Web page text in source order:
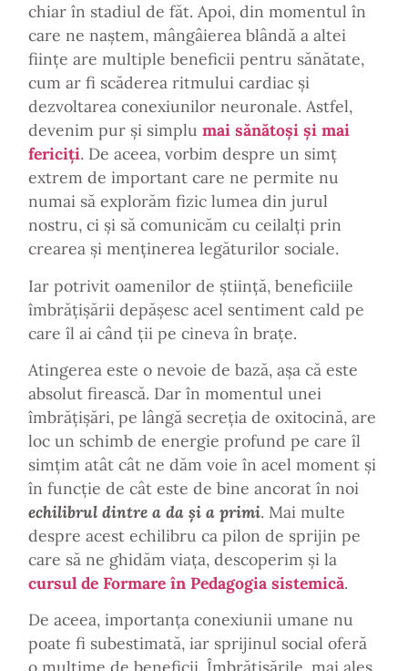
chiar în stadiul de făt. Apoi, din momentul în
care ne naștem, mângâierea blândă a altei
ființe are multiple beneficii pentru sănătate,
cum ar fi scăderea ritmului cardiac și
dezvoltarea conexiunilor neuronale. Astfel,
devenim pur și simplumai sănătoși și mai
fericiți. De aceea, vorbim despre un simț
extrem de important care ne permite nu
numai să explorăm fizic lumea din jurul
nostru, ci și să comunicăm cu ceilalți prin
crearea și menținerea legăturilor sociale.
Iar potrivit oamenilor de știință, beneficiile
îmbrățișării depășesc acel sentiment cald pe
care îl ai când ții pe cineva în brațe.
Atingerea este o nevoie de bază, așa că este
absolut firească. Dar în momentul unei
îmbrățișări, pe lângă secreția de oxitocină, are
loc un schimb de energie profund pe care îl
simțim atât cât ne dăm voie în acel moment și
în funcție de cât este de bine ancorat în noi
echilibrul dintre a da și a primi. Mai multe
despre acest echilibru ca pilon de sprijin pe
care să ne ghidăm viața, descoperim și la
cursul de Formare în Pedagogia sistemică.
De aceea, importanța conexiunii umane nu
poate fi subestimată, iar sprijinul social oferă